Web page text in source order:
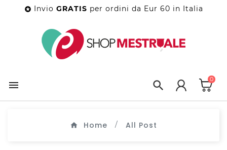
 Invio GRATIS per ordini da Eur 60 in Italia
  0
Home All Post